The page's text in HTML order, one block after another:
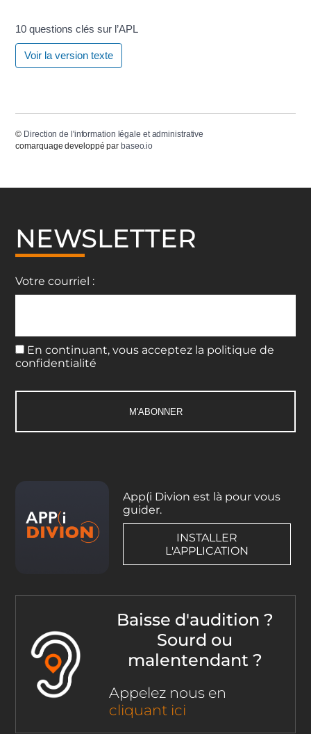
10 questions clés sur l’APL
Voir la version texte
© Direction de l'information légale et administrative
comarquage developpé par baseo.io
NEWSLETTER
Votre courriel :
En continuant, vous acceptez la politique de
confidentialité
App(i Divion est là pour vous
guider.
INSTALLER
L'APPLICATION
Baisse d'audition ?
Sourd ou
malentendant ?
Appelez nous en
cliquant ici